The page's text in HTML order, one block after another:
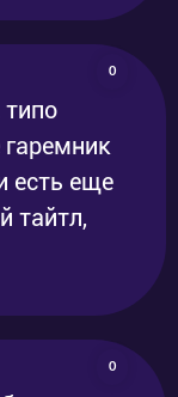
дать
ли себя
бабушкой?
богинь»
0
есть еще
тайтл,
0